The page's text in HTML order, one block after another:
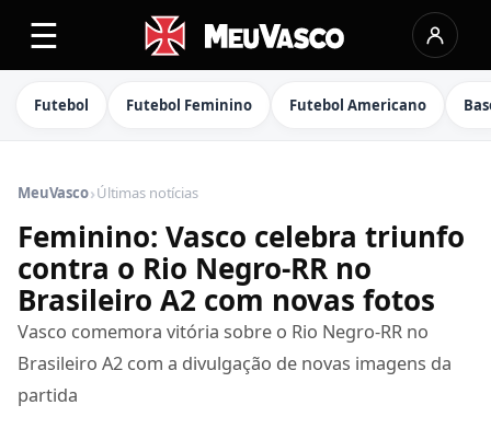
☰
Futebol Futebol Feminino Futebol Americano
MeuVasco›Últimas notícias
Feminino: Vasco celebra triunfo
contra o Rio Negro-RR no
Brasileiro A2 com novas fotos
Vasco comemora vitória sobre o Rio Negro-RR no
Brasileiro A2 com a divulgação de novas imagens da
partida